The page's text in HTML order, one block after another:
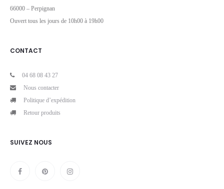
66000 – Perpignan
Ouvert tous les jours de 10h00 à 19h00
CONTACT
04 68 08 43 27
Nous contacter
Politique d’expédition
Retour produits
SUIVEZ NOUS